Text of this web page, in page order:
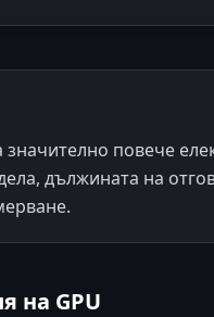
повече
дължината на
на GPU